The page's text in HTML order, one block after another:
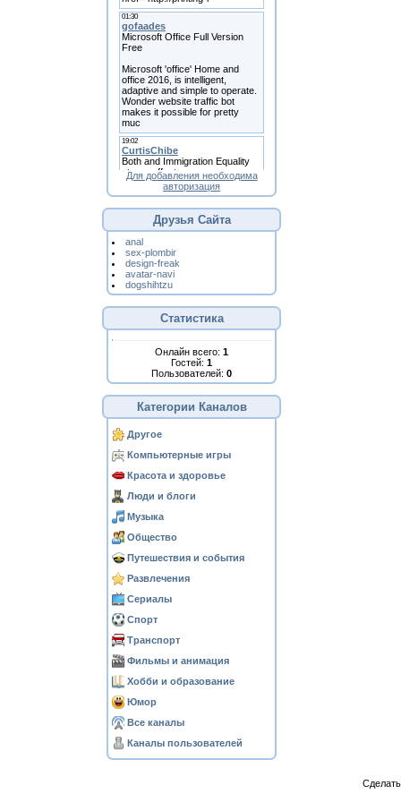
Для добавления необходима
авторизация
Друзья Сайта
anal
sex-plombir
design-freak
avatar-navi
dogshihtzu
Статистика
Онлайн всего: 1
Гостей: 1
Пользователей: 0
Категории Каналов
Другое
Компьютерные игры
Красота и здоровье
Люди и блоги
Музыка
Общество
Путешествия и события
Развлечения
Сериалы
Спорт
Транспорт
Фильмы и анимация
Хобби и образование
Юмор
Все каналы
Каналы пользователей